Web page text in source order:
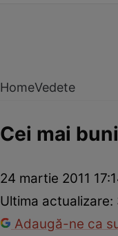
HomeVedete
Cei mai
24 martie 2011
Ultima actualizare:
Adaugă-ne ca